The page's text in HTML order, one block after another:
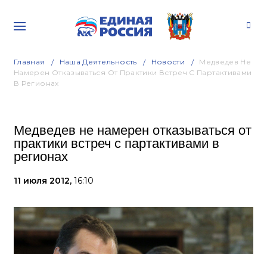
Главная Наша Деятельность Новости
Медведев Не
Намерен Отказываться От Практики Встреч С Партактивами
В Регионах
Медведев не намерен отказываться от
практики встреч с партактивами в
регионах
11 июля 2012, 16:10